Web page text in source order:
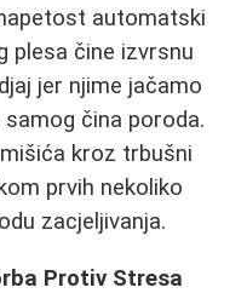
automatski
plesa čine izvrsnu
jer njime jačamo
čina poroda.
kroz trbušni
prvih nekoliko
zacjeljivanja.
Protiv Stresa